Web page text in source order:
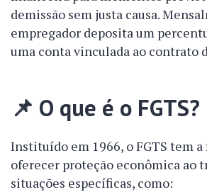
demissão sem justa causa.
empregador deposita um
uma conta vinculada ao contrato
📌 O que é o FGTS?
Instituído em 1966, o FGTS tem
oferecer proteção econômica ao
situações específicas, como: